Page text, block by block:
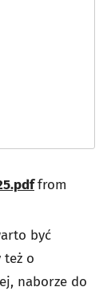
from
być
też o
naborze do